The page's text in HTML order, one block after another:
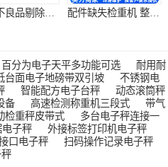
包装多装漏装检测机 成品缺量复检设备 流水线成品复检设备 在线动态品控秤
百分为电子天平多功能可选
耐用耐
台面电子地磅带双引坡
不锈钢电
智能配方电子台秤
动态滚筒秤
备 高速检测称重机三段式
带气
检重秤皮带式
多台电子秤连接一
子秤
外接标签打印机电子秤
口电子秤
扫码操作记录电子秤